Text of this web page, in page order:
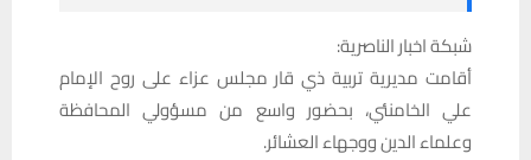
شبكة اخبار الناصرية:
أقامت مديرية تربية ذي قار مجلس عزاء على روح الإمام
علي الخامنئي، بحضور واسع من مسؤولي المحافظة
وعلماء الدين ووجهاء العشائر.